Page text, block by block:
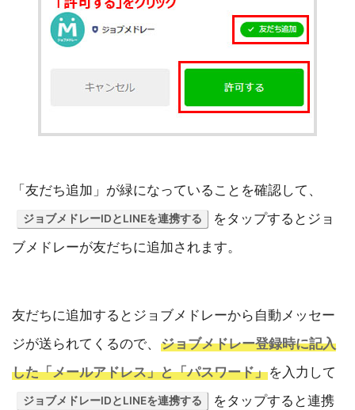
「友だち追加」が緑になっていることを確認して、
ジョブメドレーIDとLINEを連携する
をタップするとジョ
ブメドレーが友だちに追加されます。
友だちに追加するとジョブメドレーから自動メッセー
ジが送られてくるので、 ジョブメドレー登録時に記入
した「メールアドレス」と「パスワード」を入力して
ジョブメドレーIDとLINEを連携する
をタップすると連携